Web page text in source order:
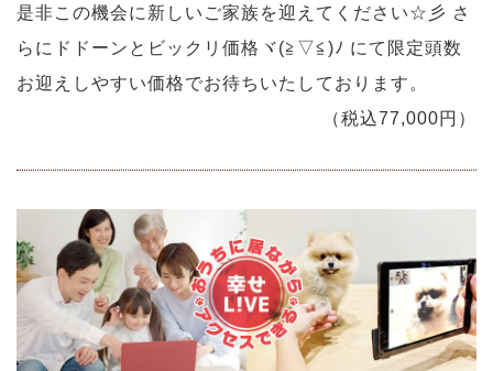
是非この機会に新しいご家族を迎えてください☆彡 さ
らにドドーンとビックリ価格ヾ(≧▽≦)ﾉ にて限定頭数
お迎えしやすい価格でお待ちいたしております。
（税込77,000円）